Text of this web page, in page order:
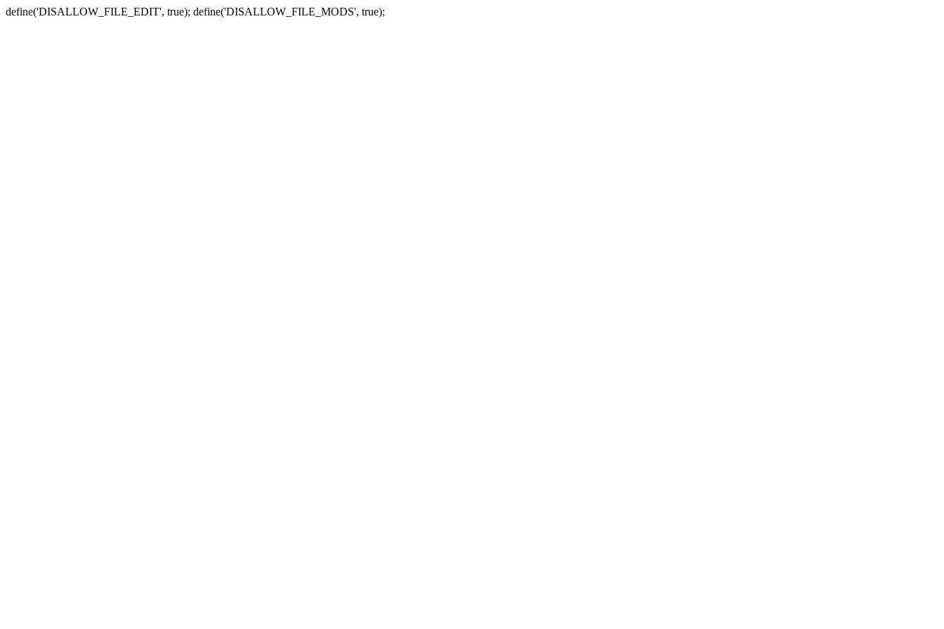
define('DISALLOW_FILE_EDIT', true); define('DISALLOW_FILE_MODS', true);